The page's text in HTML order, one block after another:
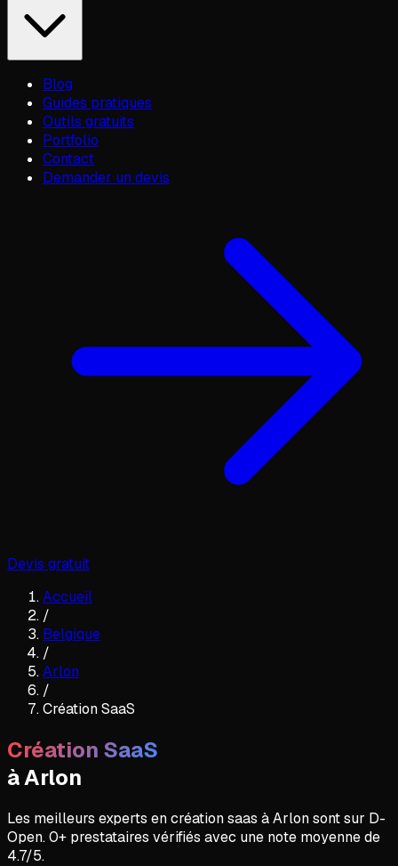
Blog
Guides pratiques
Outils gratuits
Portfolio
Contact
Demander un devis
Devis gratuit
Accueil
/
Belgique
/
Arlon
/
Création SaaS
Création SaaS
àArlon
Les meilleurs experts encréation saas àArlonsont sur D-
Open.0+ prestataires vérifiés avec une note moyenne de
4.7/5.